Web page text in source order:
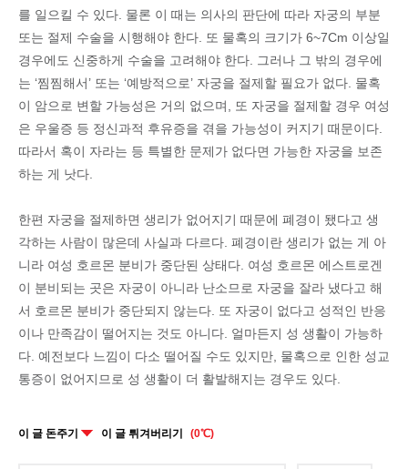
를 일으킬 수 있다. 물론 이 때는 의사의 판단에 따라 자궁의 부분
또는 절제 수술을 시행해야 한다. 또 물혹의 크기가 6~7Cm 이상일
경우에도 신중하게 수술을 고려해야 한다. 그러나 그 밖의 경우에
는 ‘찜찜해서’ 또는 ‘예방적으로’ 자궁을 절제할 필요가 없다. 물혹
이 암으로 변할 가능성은 거의 없으며, 또 자궁을 절제할 경우 여성
은 우울증 등 정신과적 후유증을 겪을 가능성이 커지기 때문이다.
따라서 혹이 자라는 등 특별한 문제가 없다면 가능한 자궁을 보존
하는 게 낫다.
한편 자궁을 절제하면 생리가 없어지기 때문에 폐경이 됐다고 생
각하는 사람이 많은데 사실과 다르다. 폐경이란 생리가 없는 게 아
니라 여성 호르몬 분비가 중단된 상태다. 여성 호르몬 에스트로겐
이 분비되는 곳은 자궁이 아니라 난소므로 자궁을 잘라 냈다고 해
서 호르몬 분비가 중단되지 않는다. 또 자궁이 없다고 성적인 반응
이나 만족감이 떨어지는 것도 아니다. 얼마든지 성 생활이 가능하
다. 예전보다 느낌이 다소 떨어질 수도 있지만, 물혹으로 인한 성교
통증이 없어지므로 성 생활이 더 활발해지는 경우도 있다.
이 글 돈주기 이 글 튀겨버리기 (0℃)